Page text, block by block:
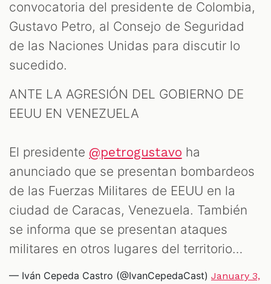
convocatoria del presidente de Colombia,
Gustavo Petro, al Consejo de Seguridad
de las Naciones Unidas para discutir lo
sucedido.
ANTE LA AGRESIÓN DEL GOBIERNO DE
EEUU EN VENEZUELA
El presidente @petrogustavo ha
anunciado que se presentan bombardeos
de las Fuerzas Militares de EEUU en la
ciudad de Caracas, Venezuela. También
se informa que se presentan ataques
militares en otros lugares del territorio…
— Iván Cepeda Castro (@IvanCepedaCast) January 3,